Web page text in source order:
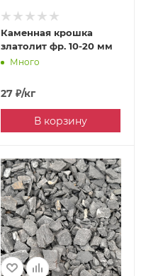
Каменная крошка
златолит фр. 10-20 мм
Много
27₽/кг
В корзину